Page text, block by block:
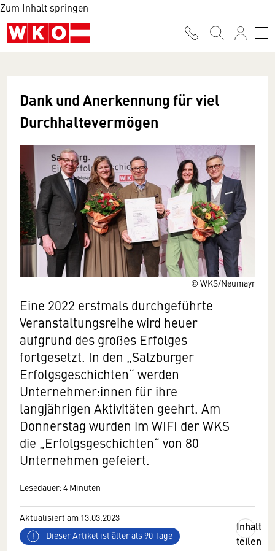
Zum Inhalt springen
© WKS/Neumayr
Dank und Anerkennung für viel
Durchhaltevermögen
Eine 2022 erstmals durchgeführte
Veranstaltungsreihe wird heuer
aufgrund des großes Erfolges
fortgesetzt. In den „Salzburger
Erfolgsgeschichten“ werden
Unternehmer:innen für ihre
langjährigen Aktivitäten geehrt. Am
Donnerstag wurden im WIFI der WKS
die „Erfolgsgeschichten“ von 80
Unternehmen gefeiert.
Lesedauer: 4 Minuten
Aktualisiert am 13.03.2023
Dieser Artikel ist älter als 90 Tage
Inhalt
teilen